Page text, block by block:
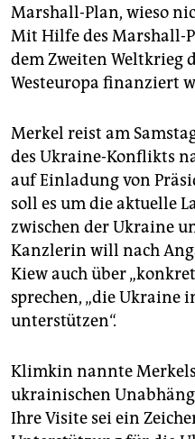
Marshall-Plan, wieso
Mit Hilfe des Marshall-
dem Zweiten Weltkrieg
Westeuropa finanziert
Merkel reist am
des Ukraine-Konflikts
auf Einladung von
soll es um die aktuelle
zwischen der Ukraine
Kanzlerin will nach
Kiew auch über
sprechen, „die Ukraine
unterstützen“.
Klimkin nannte Merkels
ukrainischen
Ihre Visite sei ein